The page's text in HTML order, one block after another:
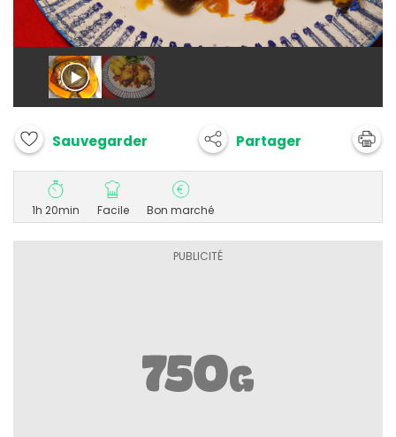
Sauvegarder Partager
1h 20min Facile Bon marché